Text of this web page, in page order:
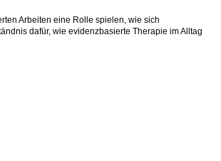
Arbeiten eine Rolle spielen, wie sich
dafür, wie evidenzbasierte Therapie im Alltag